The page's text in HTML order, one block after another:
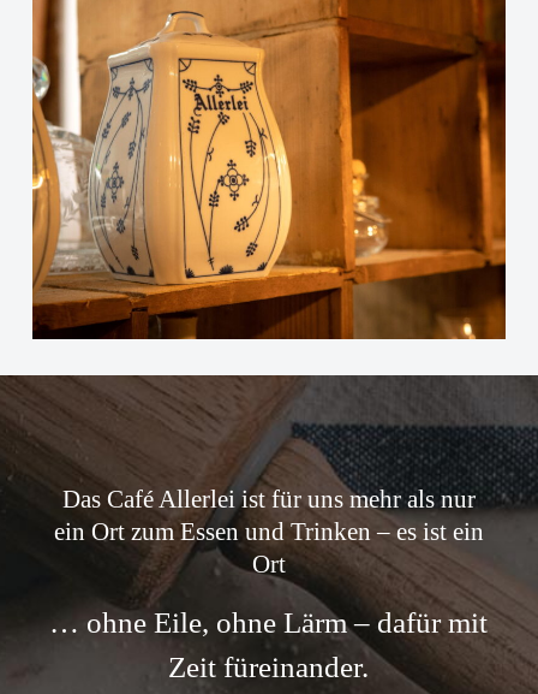
Das Café Allerlei ist für uns mehr als nur
ein Ort zum Essen und Trinken – es ist ein
Ort
… ohne Eile, ohne Lärm – dafür mit
Zeit füreinander.